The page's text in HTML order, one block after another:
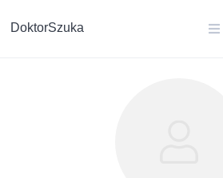
DoktorSzuka